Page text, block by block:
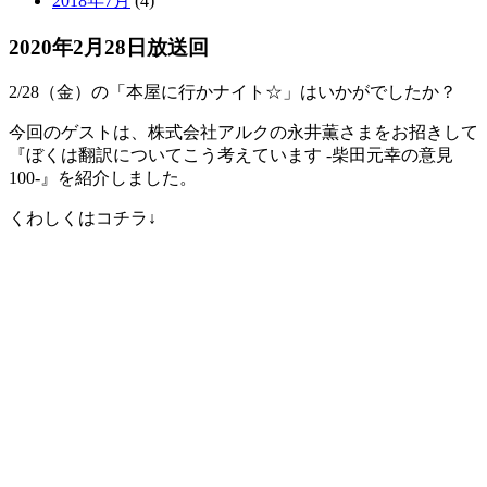
2020年2月28日放送回
2/28（金）の「本屋に行かナイト☆」はいかがでしたか？
今回のゲストは、株式会社アルクの永井薫さまをお招きして
『ぼくは翻訳についてこう考えています -柴田元幸の意見
100-』を紹介しました。
くわしくはコチラ↓